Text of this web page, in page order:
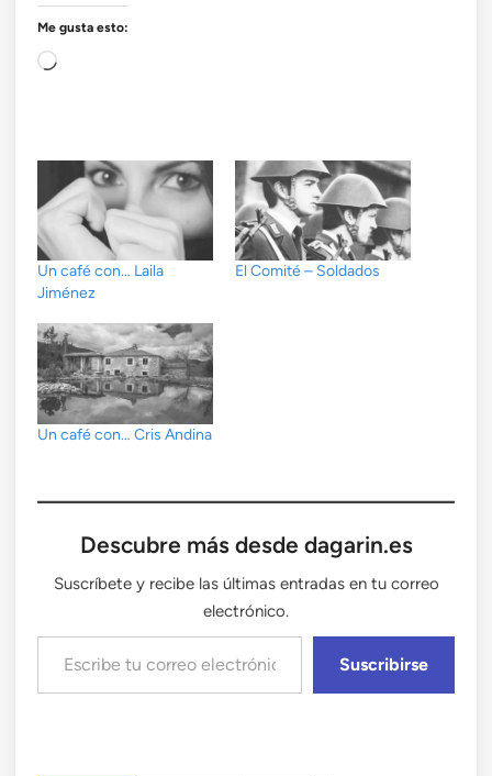
Me gusta esto:
Cargando...
Un café con… Laila
Jiménez
El Comité – Soldados
Un café con… Cris Andina
Descubre más desde dagarin.es
Suscríbete y recibe las últimas entradas en tu correo
electrónico.
Escribe tu correo electrónico…
Suscribirse